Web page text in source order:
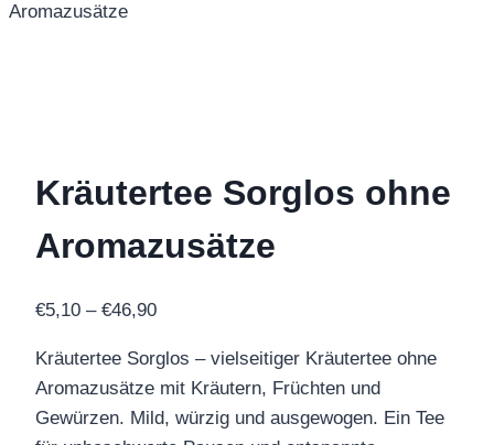
Aromazusätze
Kräutertee Sorglos ohne
Aromazusätze
€5,10 – €46,90Preisspanne:
bis
€46,90
Kräutertee Sorglos – vielseitiger Kräutertee ohne
Aromazusätze mit Kräutern, Früchten und
Gewürzen. Mild, würzig und ausgewogen. Ein Tee